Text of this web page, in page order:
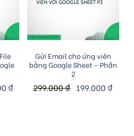
₫
Add to cart
Gửi Email cho ứng viên
bằng Google Sheet – Phần
2
299.000₫ 199.000₫